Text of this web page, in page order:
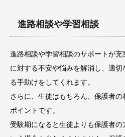
進路相談や学習相談
進路相談や学習相談のサポートが
に対する不安や悩みを解消し、適
る手助けをしてくれます。
さらに、生徒はもちろん、保護者
ポイントです。
受験期になると生徒よりも保護者